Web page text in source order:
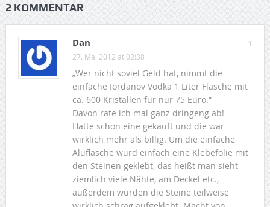
2 KOMMENTAR
1
Dan
27. Mai 2012 at 02:38
„Wer nicht soviel Geld hat, nimmt die
einfache Iordanov Vodka 1 Liter Flasche mit
ca. 600 Kristallen für nur 75 Euro.“
Davon rate ich mal ganz dringeng ab!
Hatte schon eine gekauft und die war
wirklich mehr als billig. Um die einfache
Aluflasche wurd einfach eine Klebefolie mit
den Steinen geklebt, das heißt man sieht
ziemlich viele Nähte, am Deckel etc.,
außerdem wurden die Steine teilweise